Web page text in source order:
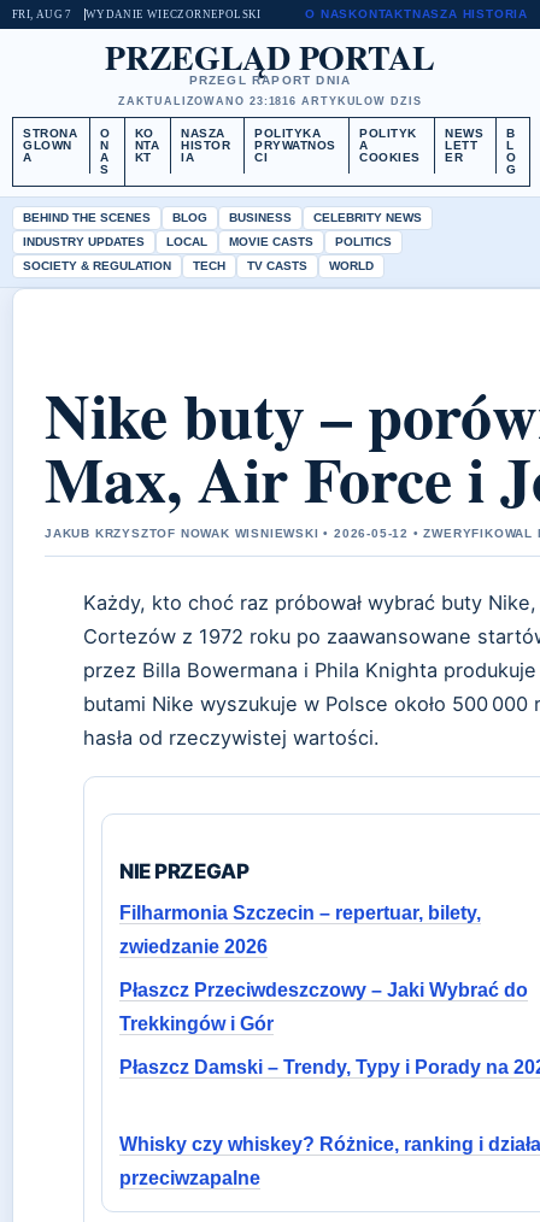
FRI, AUG 7 WYDANIE WIECZORNEPOLSKI O NASKONTAKTNASZA HISTORIA
PRZEGLĄD PORTAL
PRZEGL RAPORT DNIA
ZAKTUALIZOWANO 23:1816 ARTYKULOW DZIS
STRONA
GLOWN
A
O
N
A
S
KO
NTA
KT
NASZA
HISTOR
IA
POLITYKA
PRYWATNOS
CI
POLITYK
A
COOKIES
NEWS
LETT
ER
B
L
O
G
BEHIND THE SCENES BLOG BUSINESS
CELEBRITY NEWS
INDUSTRY UPDATES
LOCAL MOVIE CASTS
POLITICS
SOCIETY & REGULATION
TECH TV CASTS WORLD
Nike buty –
Max, Air Force i
JAKUB KRZYSZTOF NOWAK WISNIEWSKI • 2026-05-12 • ZWERYFIKOWAL
Każdy, kto choć raz próbował wybrać buty
Cortezów z 1972 roku po zaawansowane
przez Billa Bowermana i Phila Knighta
butami Nike wyszukuje w Polsce około 500
hasła od rzeczywistej wartości.
NIE PRZEGAP
Filharmonia Szczecin – repertuar, bilety,
zwiedzanie 2026
Płaszcz Przeciwdeszczowy – Jaki Wybrać do
Trekkingów i Gór
Płaszcz Damski – Trendy, Typy i Porady na
Whisky czy whiskey? Różnice, ranking i
przeciwzapalne